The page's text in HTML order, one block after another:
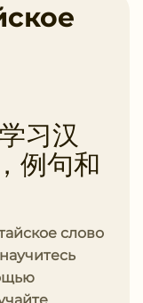
习汉
例句和
слово